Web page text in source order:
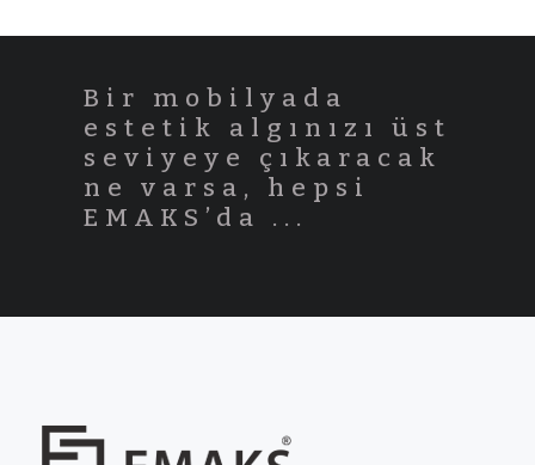
Bir mobilyada
estetik algınızı üst
seviyeye çıkaracak
ne varsa, hepsi
EMAKS’da ...